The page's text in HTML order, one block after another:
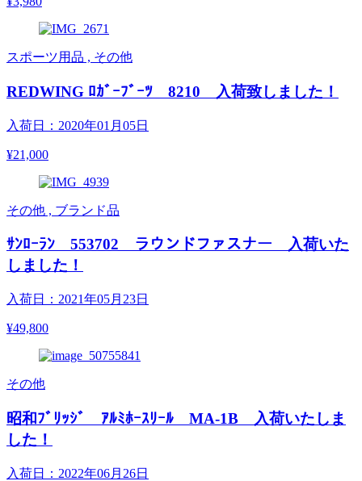
スポーツ用品 , その他
REDWING ﾛｶﾞｰﾌﾞｰﾂ 8210 入荷致しました！
入荷日：2020年01月05日
¥21,000
その他 , ブランド品
ｻﾝﾛｰﾗﾝ 553702 ラウンドファスナー 入荷いた
しました！
入荷日：2021年05月23日
¥49,800
その他
昭和ﾌﾞﾘｯｼﾞ ｱﾙﾐﾎｰｽﾘｰﾙ MA-1B 入荷いたしま
した！
入荷日：2022年06月26日